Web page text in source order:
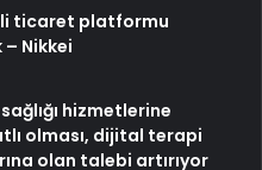
ticaret platformu
Nikkei
hizmetlerine
olması, dijital terapi
olan talebi artırıyor